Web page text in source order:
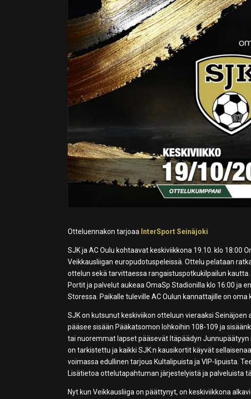
Otteluennakon tarjoaa InterSport Seinäjoki
SJK ja AC Oulu kohtaavat keskiviikkona 19.10. klo 18:00
Veikkausliigan europudotuspeleissä. Ottelu pelataan
ottelun sekä tarvittaessa rangaistuspotkukilpailun
Portit ja palvelut aukeaa OmaSp Stadionilla klo 16:00 ja
Storessa. Paikalle tuleville AC Oulun kannattajille on
SJK on kutsunut keskiviikon otteluun vieraaksi
pääsee sisään Pääkatsomon lohkoihin 108-109 ja
tai nuoremmat lapset pääsevät Itäpäädyn
on tarkistettu ja kaikki SJK:n kausikortit käyvät
voimassa edullinen tarjous Kultalipuista ja VIP-lipuista.
Lisätietoa ottelutapahtuman järjestelyistä ja palveluista
Nyt kun Veikkausliiga on päättynyt, on keskiviikkona